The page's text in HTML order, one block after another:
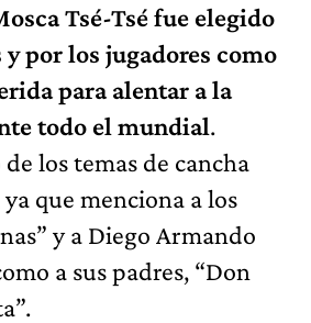
Tsé-Tsé fue elegido
por los jugadores como
para alentar a la
todo el mundial.
los temas de cancha
que menciona a los
y a Diego Armando
a sus padres, “Don